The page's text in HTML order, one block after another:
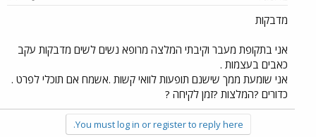
מדבקות
אני בתקופת מעבר וקיבתי המלצה מרופא נשים לשים מדבקות עקב
כאבים בעצמות .
אני שומעת ממך שישנם תופעות לוואי קשות .אשמח אם תוכלי לפרט .
כדורים ?המלצות ?זמן לקיחה ?
You must log in or register to reply here.